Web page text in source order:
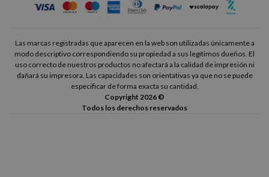
Las marcas registradas que aparecen en la web son utilizadas únicamente a
modo descriptivo correspondiendo su propiedad a sus legítimos dueños. El
uso correcto de nuestros productos no afectará a la calidad de impresión ni
dañará su impresora. Las capacidades son orientativas ya que no se puede
especificar de forma exacta su cantidad.
Copyright 2026 ©
Todos los derechos reservados